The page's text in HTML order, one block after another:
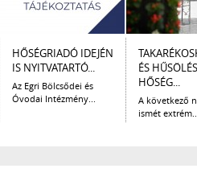
HŐSÉGRIADÓ IDEJÉN
IS NYITVATARTÓ...
Az Egri Bölcsődei és
Óvodai Intézmény...
ÉS HŰSÖLÉS
HŐSÉG...
A következő
ismét